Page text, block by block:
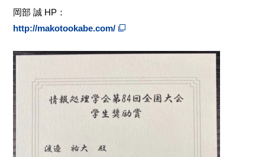
岡部 誠 HP：
http://makotookabe.com/